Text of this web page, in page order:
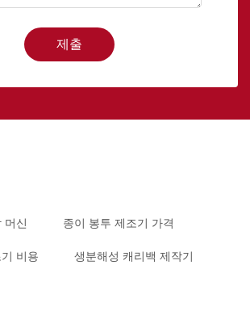
제출
머신 종이 봉투 제조기 가격
비용 생분해성 캐리백 제작기